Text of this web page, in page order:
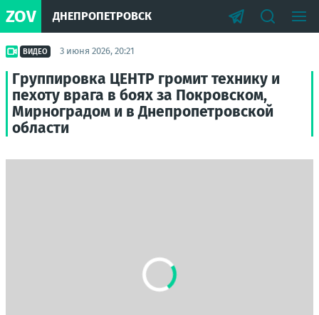
ZOV ДНЕПРОПЕТРОВСК
ВИДЕО 3 июня 2026, 20:21
Группировка ЦЕНТР громит технику и
пехоту врага в боях за Покровском,
Мирноградом и в Днепропетровской
области